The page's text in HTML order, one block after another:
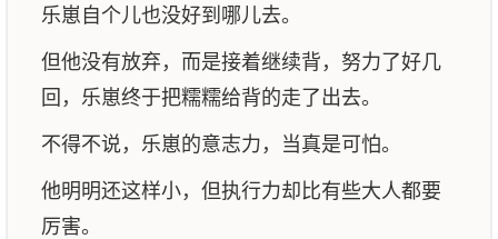
乐崽自个儿也没好到哪儿去。
但他没有放弃，而是接着继续背，努力了好几
回，乐崽终于把糯糯给背的走了出去。
不得不说，乐崽的意志力，当真是可怕。
他明明还这样小，但执行力却比有些大人都要
厉害。